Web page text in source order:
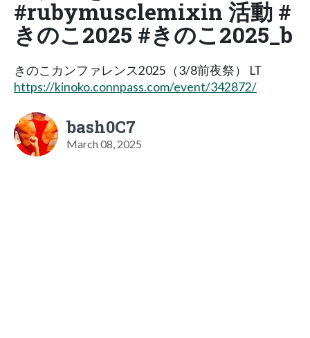
#rubymusclemixin 活動 #
きのこ2025 #きのこ2025_b
きのこカンファレンス2025（3/8前夜祭） LT
https://kinoko.connpass.com/event/342872/
bash0C7
March 08, 2025